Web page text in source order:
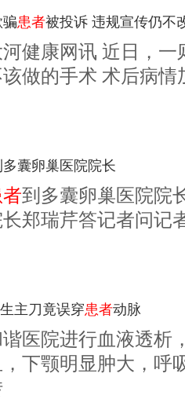
患者被投诉 违规宣传仍不
健康网讯 近日，
做的手术 术后病
多囊卵巢医院院长
到多囊卵巢医院院
郑瑞芹答记者问记
主刀竟误穿患者动脉
医院进行血液透析
下颚明显肿大，呼